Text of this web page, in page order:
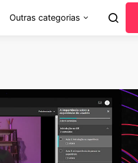
Outras categorias